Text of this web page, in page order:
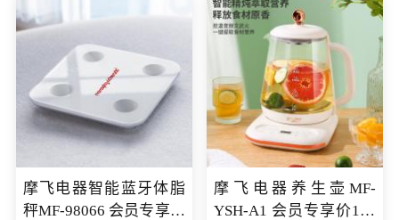
摩飞电器智能蓝牙体脂
秤MF-98066 会员专享价
摩飞电器养生壶MF-
YSH-A1 会员专享价198